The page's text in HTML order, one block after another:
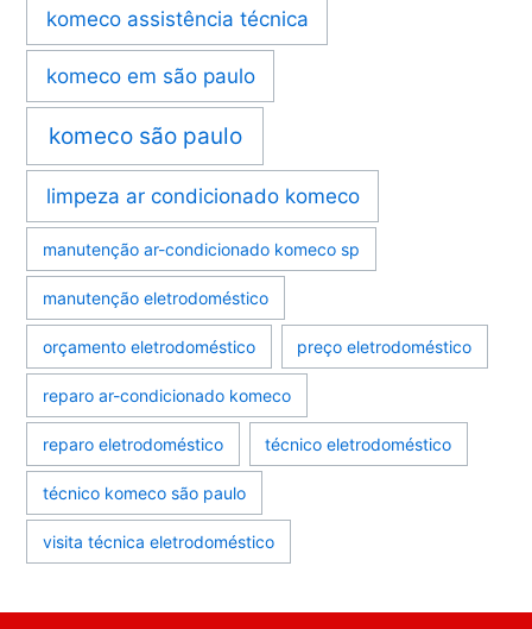
komeco assistência técnica
komeco em são paulo
komeco são paulo
limpeza ar condicionado komeco
manutenção ar-condicionado komeco sp
manutenção eletrodoméstico
orçamento eletrodoméstico preço eletrodoméstico
reparo ar-condicionado komeco
reparo eletrodoméstico técnico eletrodoméstico
técnico komeco são paulo
visita técnica eletrodoméstico